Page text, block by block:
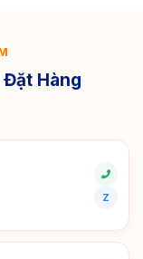
Đặt Hàng
Z